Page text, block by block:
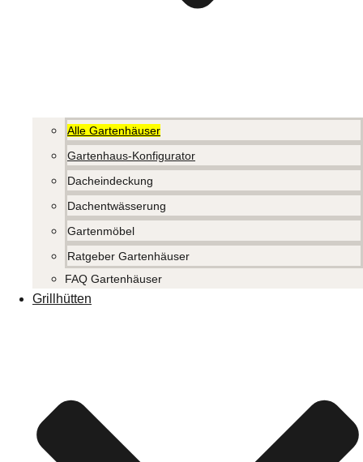
Alle Gartenhäuser
Gartenhaus-Konfigurator
Dacheindeckung
Dachentwässerung
Gartenmöbel
Ratgeber Gartenhäuser
FAQ Gartenhäuser
Grillhütten